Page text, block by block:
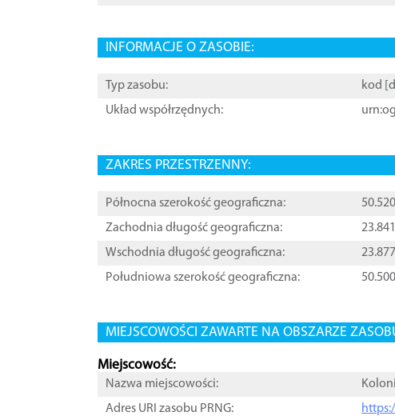
INFORMACJE O ZASOBIE:
Typ zasobu: kod [
Układ współrzędnych:
ZAKRES PRZESTRZENNY:
Północna szerokość geograficzna:
Zachodnia długość geograficzna:
Wschodnia długość geograficzna:
Południowa szerokość geograficzna:
MIEJSCOWOŚCI ZAWARTE NA OBSZARZE
Miejscowość:
Nazwa miejscowości:
Adres URI zasobu PRNG: